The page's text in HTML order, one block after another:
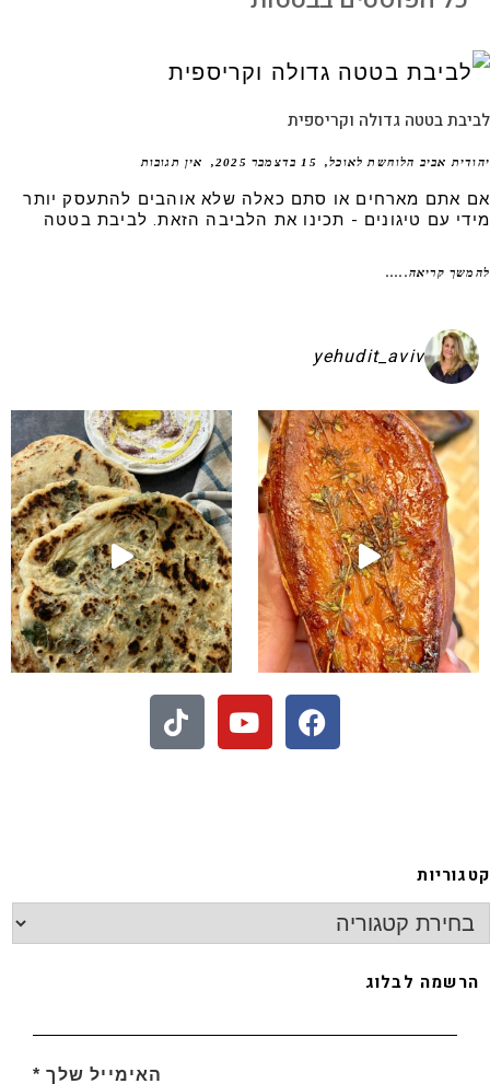
בטטה גדולה וקריספית
אביב הלוחשת לאוכל 15 בדצמבר 2025 אין תגובות
אתם מארחים או סתם כאלה שלא אוהבים להתעסק יותר
עם טיגונים - תכינו את הלביבה הזאת. לביבת בטטה
קריאה.....
yehudit_aviv
בפיתות היסטריות
חיתוכיות ריבה וקוקוס
לבלוג
האימייל שלך*